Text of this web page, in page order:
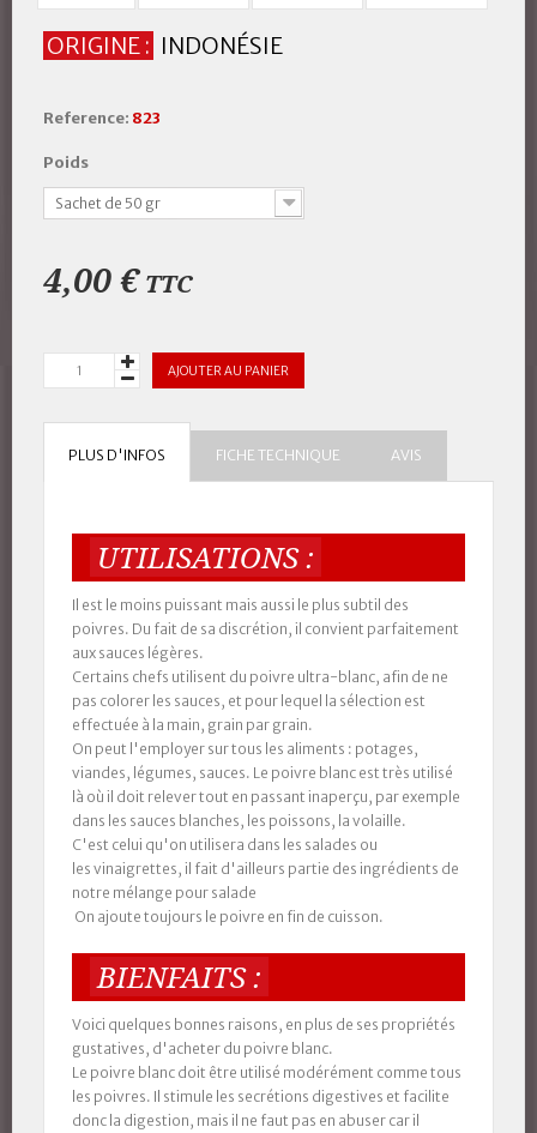
ORIGINE : INDONÉSIE
Reference: 823
Poids
Sachet de 50 gr
4,00 € TTC
AJOUTER AU PANIER
PLUS D'INFOS FICHE TECHNIQUE AVIS
UTILISATIONS :
Il est le moins puissant mais aussi le plus subtil des
poivres. Du fait de sa discrétion, il convient parfaitement
aux sauces légères.
Certains chefs utilisent du poivre ultra-blanc, afin de ne
pas colorer les sauces, et pour lequel la sélection est
effectuée à la main, grain par grain.
On peut l'employer sur tous les aliments : potages,
viandes, légumes, sauces. Le poivre blanc est très utilisé
là où il doit relever tout en passant inaperçu, par exemple
dans les sauces blanches, les poissons, la volaille.
C'est celui qu'on utilisera dans les salades ou
les vinaigrettes, il fait d'ailleurs partie des ingrédients de
notre mélange pour salade
On ajoute toujours le poivre en fin de cuisson.
BIENFAITS :
Voici quelques bonnes raisons, en plus de ses propriétés
gustatives, d'acheter du poivre blanc.
Le poivre blanc doit être utilisé modérément comme tous
les poivres. Il stimule les secrétions digestives et facilite
donc la digestion, mais il ne faut pas en abuser car il